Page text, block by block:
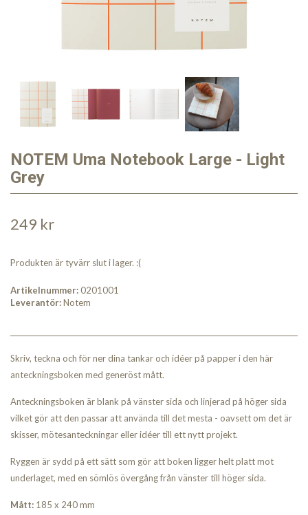
NOTEM Uma Notebook Large - Light
Grey
249 kr
Produkten är tyvärr slut i lager. :(
Artikelnummer:0201001
Leverantör:Notem
Skriv, teckna och för ner dina tankar och idéer på papper i den här
anteckningsboken med generöst mått.
Anteckningsboken är blank på vänster sida och linjerad på höger sida
vilket gör att den passar att använda till det mesta - oavsett om det är
skisser, mötesanteckningar eller idéer till ett nytt projekt.
Ryggen är sydd på ett sätt som gör att boken ligger helt platt mot
underlaget, med en sömlös övergång från vänster till höger sida.
Mått: 185 x 240 mm